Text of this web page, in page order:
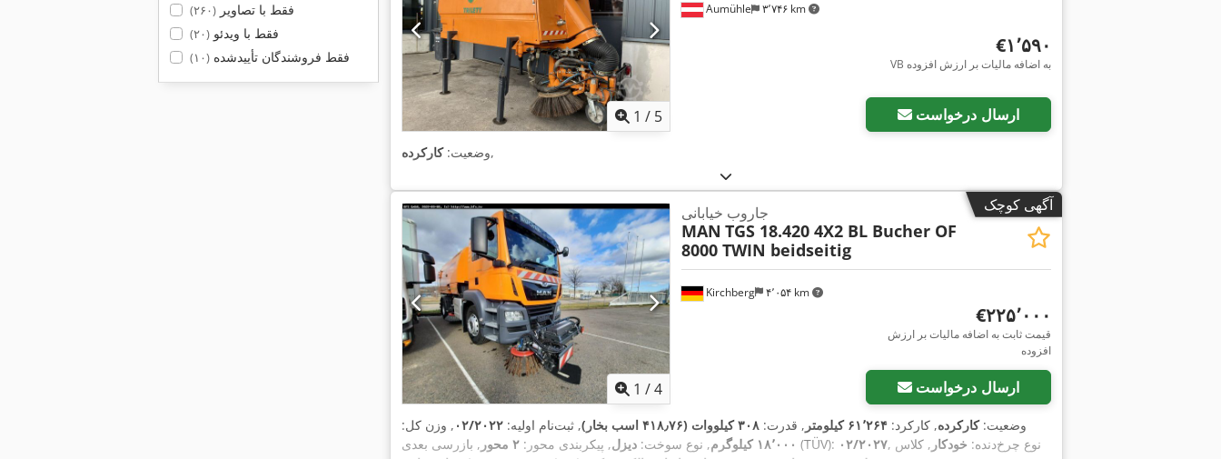
فقط با تصاویر(۲۶۰)
فقط با ویدئو(۲۰)
فقط فروشندگان تأییدشده(۱۰)
1 / 5
Aumühle ۳٬۷۴۶ km
‎€۱٬۵۹۰
VB به اضافه مالیات بر ارزش افزوده
ارسال درخواست
وضعیت:کارکرده ,
آگهی کوچک
1 /4
Kirchberg ۴٬۰۵۴ km
جاروب خیابانی
MAN TGS 18.420 4X2 BL Bucher OF
8000 TWIN beidseitig
‎€۲۲۵٬۰۰۰
قیمت ثابت به اضافه مالیات بر ارزش
افزوده
ارسال درخواست
وضعیت:کارکرده, کارکرد: ۶۱٬۲۶۴ کیلومتر , قدرت: ۳۰۸ کیلووات (۴۱۸٫۷۶ اسب بخار) , ثبت‌نام اولیه: ۰۲/۲۰۲۲ , وزن کل:
۱۸٬۰۰۰ کیلوگرم
, نوع سوخت: دیزل, پیکربندی محور: ۲ محور , بازرسی بعدی (TÜV): ۰۲/۲۰۲۷ , نوع چرخ‌دنده: خودکار , کلاس